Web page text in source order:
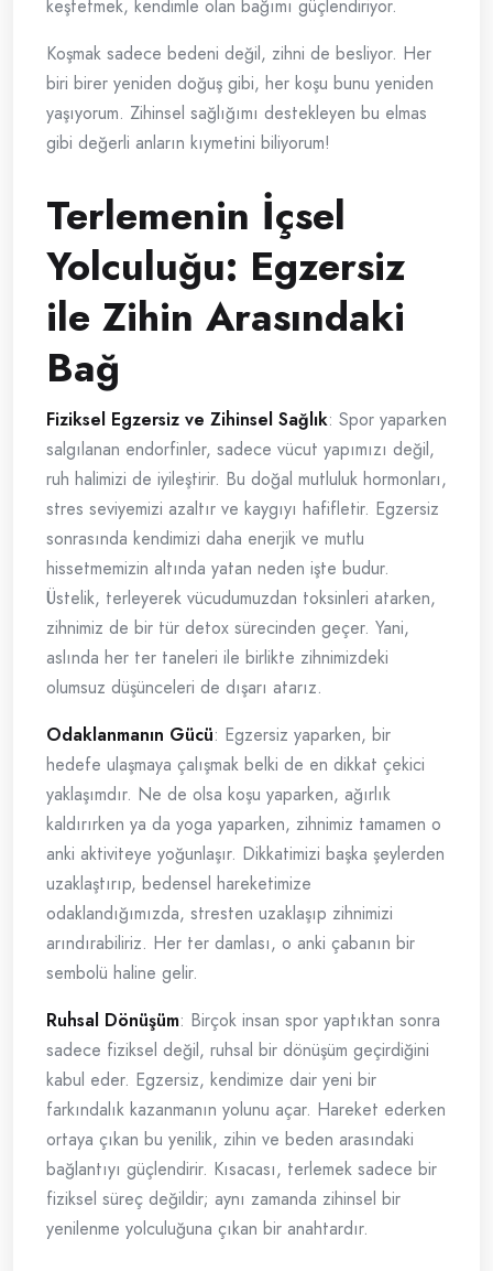
keşfetmek, kendimle olan bağımı güçlendiriyor.
Koşmak sadece bedeni değil, zihni de besliyor. Her
biri birer yeniden doğuş gibi, her koşu bunu yeniden
yaşıyorum. Zihinsel sağlığımı destekleyen bu elmas
gibi değerli anların kıymetini biliyorum!
Terlemenin İçsel
Yolculuğu: Egzersiz
ile Zihin Arasındaki
Bağ
Fiziksel Egzersiz ve Zihinsel Sağlık: Spor yaparken
salgılanan endorfinler, sadece vücut yapımızı değil,
ruh halimizi de iyileştirir. Bu doğal mutluluk hormonları,
stres seviyemizi azaltır ve kaygıyı hafifletir. Egzersiz
sonrasında kendimizi daha enerjik ve mutlu
hissetmemizin altında yatan neden işte budur.
Üstelik, terleyerek vücudumuzdan toksinleri atarken,
zihnimiz de bir tür detox sürecinden geçer. Yani,
aslında her ter taneleri ile birlikte zihnimizdeki
olumsuz düşünceleri de dışarı atarız.
Odaklanmanın Gücü: Egzersiz yaparken, bir
hedefe ulaşmaya çalışmak belki de en dikkat çekici
yaklaşımdır. Ne de olsa koşu yaparken, ağırlık
kaldırırken ya da yoga yaparken, zihnimiz tamamen o
anki aktiviteye yoğunlaşır. Dikkatimizi başka şeylerden
uzaklaştırıp, bedensel hareketimize
odaklandığımızda, stresten uzaklaşıp zihnimizi
arındırabiliriz. Her ter damlası, o anki çabanın bir
sembolü haline gelir.
Ruhsal Dönüşüm: Birçok insan spor yaptıktan sonra
sadece fiziksel değil, ruhsal bir dönüşüm geçirdiğini
kabul eder. Egzersiz, kendimize dair yeni bir
farkındalık kazanmanın yolunu açar. Hareket ederken
ortaya çıkan bu yenilik, zihin ve beden arasındaki
bağlantıyı güçlendirir. Kısacası, terlemek sadece bir
fiziksel süreç değildir; aynı zamanda zihinsel bir
yenilenme yolculuğuna çıkan bir anahtardır.